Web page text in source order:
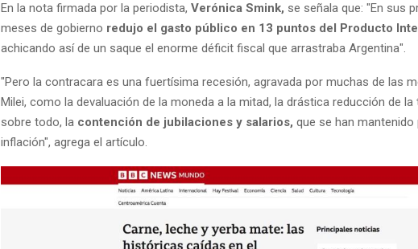
En la nota firmada por la periodista, Verónica Smink, se señala que: "En sus
meses de gobierno redujo el gasto público en 13 puntos del Producto
achicando así de un saque el enorme déficit fiscal que arrastraba Argentina".
"Pero la contracara es una fuertísima recesión, agravada por muchas de las
Milei, como la devaluación de la moneda a la mitad, la drástica reducción de la
sobre todo, la contención de jubilaciones y salarios, que se han mantenido
inflación", agrega el artículo.